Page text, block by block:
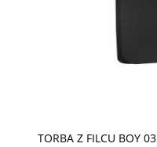
TORBA Z FILCU BOY 03